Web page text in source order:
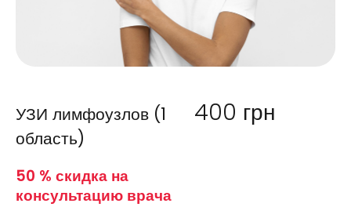
УЗИ лимфоузлов (1
область)
400 грн
50 % скидка на
консультацию врача